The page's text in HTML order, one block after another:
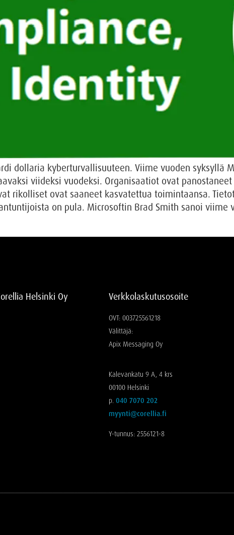
dollaria kyberturvallisuuteen. Viime vuoden syksyllä
viideksi vuodeksi. Organisaatiot ovat
rikolliset ovat saaneet kasvatettua toimintaansa.
on pula. Microsoftin Brad Smith sanoi viime
Helsinki Oy Verkkolaskutusosoite
OVT: 003725561218
Välittäjä:
Apix Messaging Oy
Kalevankatu 9 A, 4 krs
00100 Helsinki
p. 040 7070 202
myynti@corellia.fi
Y-tunnus: 2556121-8